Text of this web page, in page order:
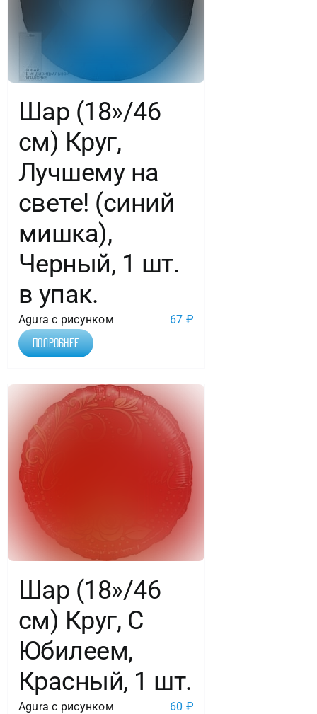
Шар (18»/46
см) Круг,
Лучшему на
свете! (синий
мишка),
Черный, 1 шт.
в упак.
Agura с рисунком 67 ₽
Подробнее
Шар (18»/46
см) Круг, С
Юбилеем,
Красный, 1 шт.
Agura с рисунком 60 ₽